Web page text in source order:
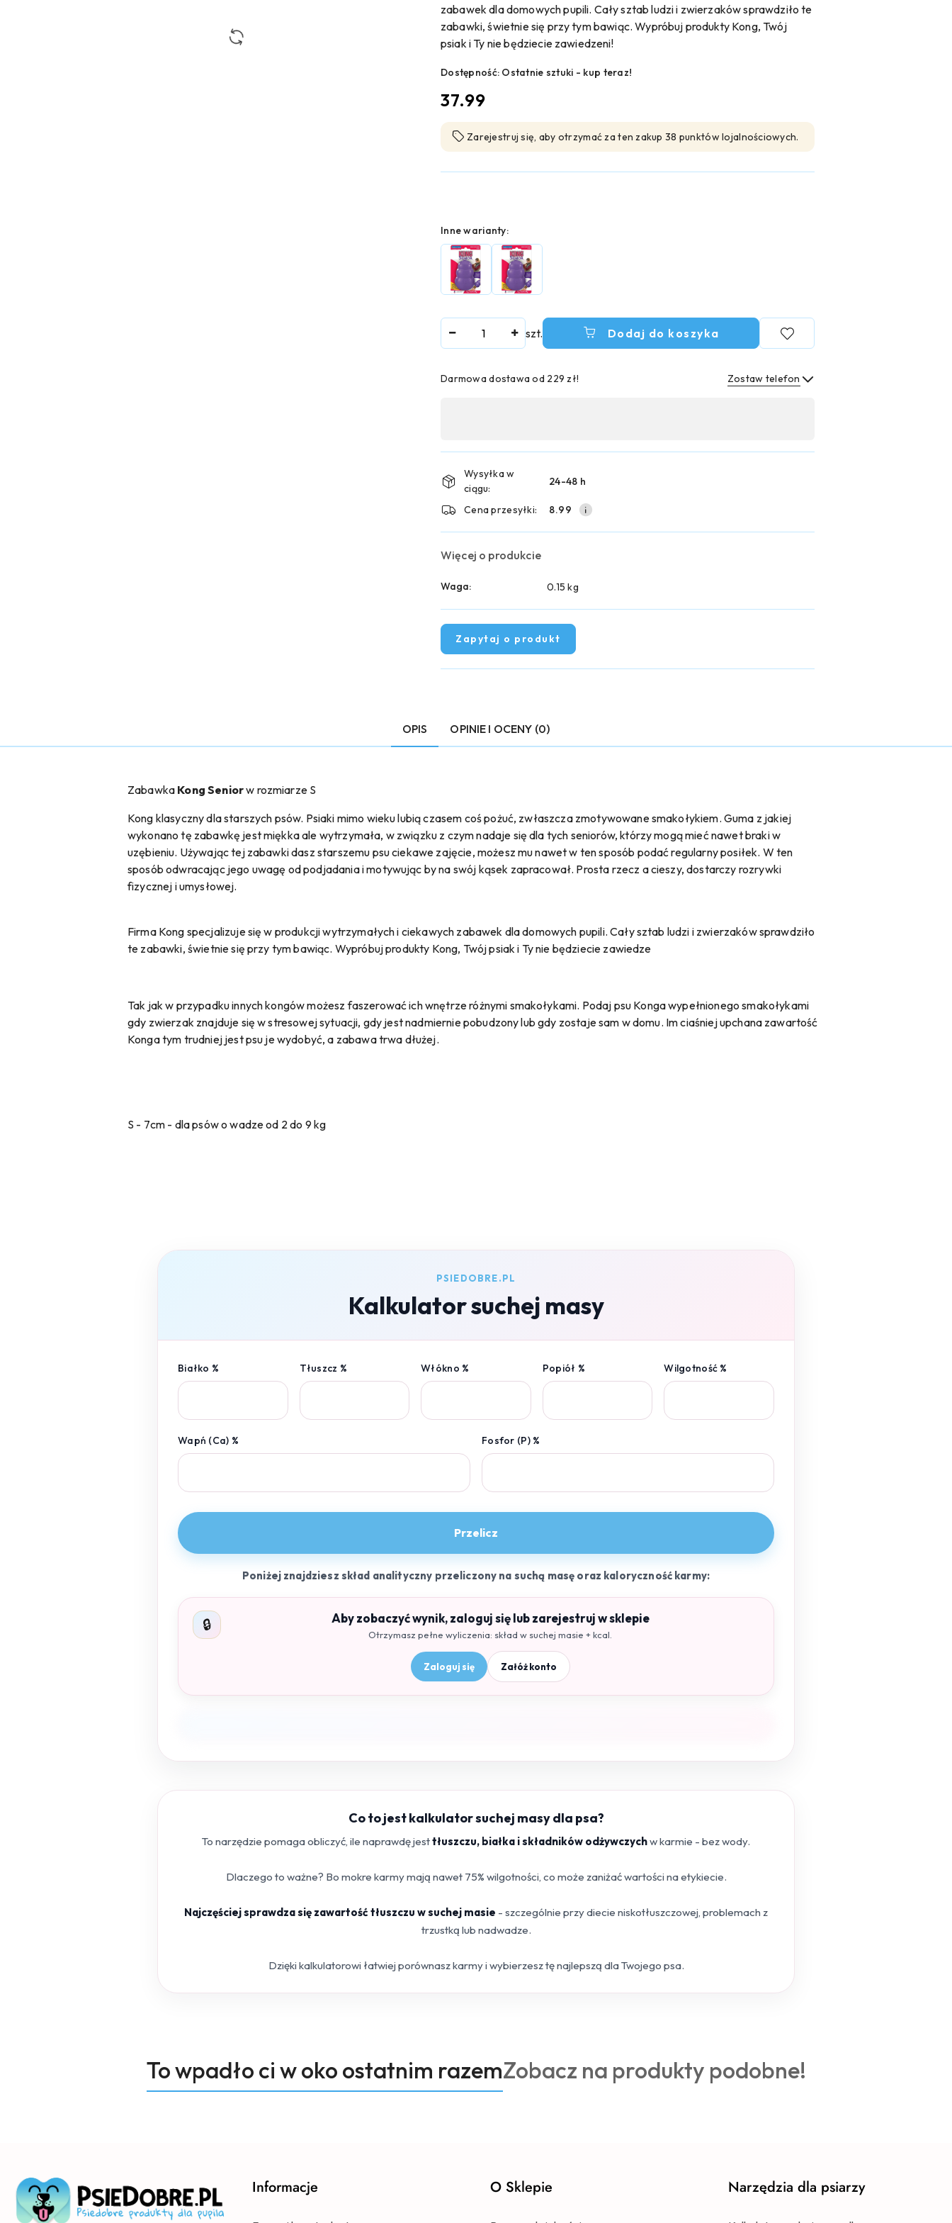
zabawek dla domowych pupili. Cały sztab ludzi i zwierzaków sprawdziło te
zabawki, świetnie się przy tym bawiąc. Wypróbuj produkty Kong, Twój
psiak i Ty nie będziecie zawiedzeni!
Dostępność: Ostatnie sztuki - kup teraz!
cena:
37.99
Zarejestruj się, aby otrzymać za ten zakup 38 punktów lojalnościowych.
Wariant
Inne warianty:
szt. Dodaj do koszyka
Darmowa dostawa od 229 zł! Zostaw telefon
płatność
i
dostawa
Wysyłka w
ciągu:
24-48 h
Cena przesyłki: 8.99
Więcej o produkcie
Waga: 0.15 kg
Zapytaj o produkt
OPIS OPINIE I OCENY (0)
Zabawka Kong Seniorw rozmiarze S
Kong klasyczny dla starszych psów. Psiaki mimo wieku lubią czasem coś pożuć, zwłaszcza zmotywowane smakołykiem. Guma z jakiej
wykonano tę zabawkę jest miękka ale wytrzymała, w związku z czym nadaje się dla tych seniorów, którzy mogą mieć nawet braki w
uzębieniu. Używając tej zabawki dasz starszemu psu ciekawe zajęcie, możesz mu nawet w ten sposób podać regularny posiłek. W ten
sposób odwracając jego uwagę od podjadania i motywując by na swój kąsek zapracował. Prosta rzecz a cieszy, dostarczy rozrywki
fizycznej i umysłowej.
Firma Kong specjalizuje się w produkcji wytrzymałych i ciekawych zabawek dla domowych pupili. Cały sztab ludzi i zwierzaków sprawdziło
te zabawki, świetnie się przy tym bawiąc. Wypróbuj produkty Kong, Twój psiak i Ty nie będziecie zawiedze
Tak jak w przypadku innych kongów możesz faszerować ich wnętrze różnymi smakołykami. Podaj psu Konga wypełnionego smakołykami
gdy zwierzak znajduje się w stresowej sytuacji, gdy jest nadmiernie pobudzony lub gdy zostaje sam w domu. Im ciaśniej upchana zawartość
Konga tym trudniej jest psu je wydobyć, a zabawa trwa dłużej.
S - 7cm - dla psów o wadze od 2 do 9 kg
PSIEDOBRE.PL
Kalkulator suchej masy
Białko % Tłuszcz % Włókno % Popiół % Wilgotność %
Wapń (Ca) % Fosfor (P) %
Przelicz
Poniżej znajdziesz skład analityczny przeliczony na suchą masę oraz kaloryczność karmy:
🔒 Aby zobaczyć wynik, zaloguj się lub zarejestruj w sklepie
Otrzymasz pełne wyliczenia: skład w suchej masie + kcal.
Zaloguj się Załóż konto
Co to jest kalkulator suchej masy dla psa?
To narzędzie pomaga obliczyć, ile naprawdę jesttłuszczu, białka i składników odżywczychw karmie - bez wody.
Dlaczego to ważne? Bo mokre karmy mają nawet 75% wilgotności, co może zaniżać wartości na etykiecie.
Najczęściej sprawdza się zawartość tłuszczu w suchej masie - szczególnie przy diecie niskotłuszczowej, problemach z
trzustką lub nadwadze.
Dzięki kalkulatorowi łatwiej porównasz karmy i wybierzesz tę najlepszą dla Twojego psa.
Pomiń karuzelę produktówProdukty
o
To wpadło ci w oko ostatnim razemProdukty
o
Zobacz na produkty podobne!
Informacje O Sklepie Narzędzia dla psiarzy